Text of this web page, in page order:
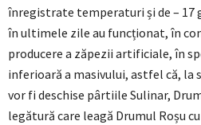
înregistrate temperaturi și de – 17
în ultimele zile au funcționat, în
producere a zăpezii artificiale, în
inferioară a masivului, astfel că,
vor fi deschise pârtiile Sulinar,
legătură care leagă Drumul Roșu